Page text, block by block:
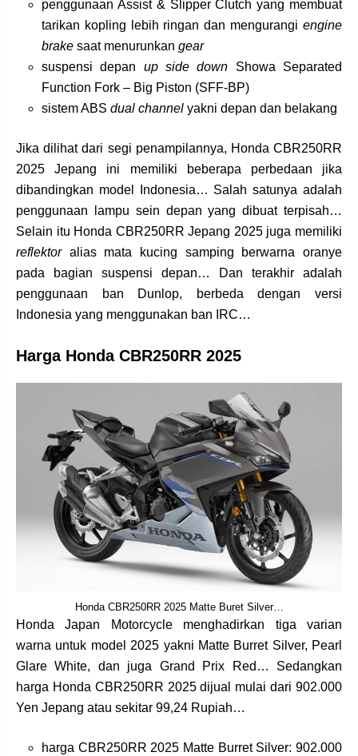
penggunaan Assist & Slipper Clutch yang membuat
tarikan kopling lebih ringan dan mengurangi engine
brake saat menurunkan gear
suspensi depan up side down Showa Separated
Function Fork – Big Piston (SFF-BP)
sistem ABS dual channel yakni depan dan belakang
Jika dilihat dari segi penampilannya, Honda CBR250RR
2025 Jepang ini memiliki beberapa perbedaan jika
dibandingkan model Indonesia… Salah satunya adalah
penggunaan lampu sein depan yang dibuat terpisah…
Selain itu Honda CBR250RR Jepang 2025 juga memiliki
reflektoralias mata kucing samping berwarna oranye
pada bagian suspensi depan… Dan terakhir adalah
penggunaan ban Dunlop, berbeda dengan versi
Indonesia yang menggunakan ban IRC…
Harga Honda CBR250RR 2025
Honda CBR250RR 2025 Matte Buret Silver…
Honda Japan Motorcycle menghadirkan tiga varian
warna untuk model 2025 yakni Matte Burret Silver, Pearl
Glare White, dan juga Grand Prix Red… Sedangkan
harga Honda CBR250RR 2025 dijual mulai dari 902.000
Yen Jepang atau sekitar 99,24 Rupiah…
harga CBR250RR 2025 Matte Burret Silver: 902.000